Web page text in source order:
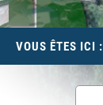
VOUS ÊTES ICI :